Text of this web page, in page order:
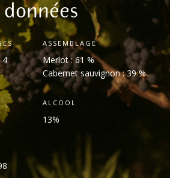
données
4
ASSEMBLAGE
Merlot : 61 %
Cabernet sauvignon : 39 %
ALCOOL
13%